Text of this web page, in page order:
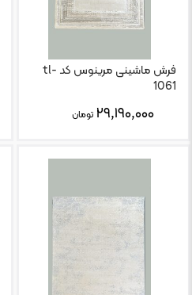
فرش ماشینی مرینوس کد tl-
1061
۲۹,۱۹۰,۰۰۰ تومان